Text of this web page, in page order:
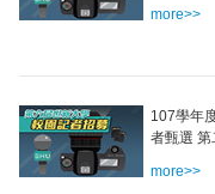
more>>
107學年
者甄選
more>>